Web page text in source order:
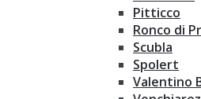
Pitticco
Ronco di
Scubla
Spolert
Valentino